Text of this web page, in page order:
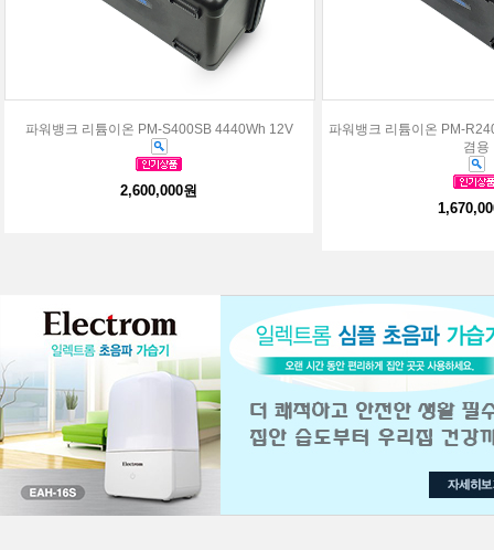
파워뱅크 리튬이온 PM-S400SB 4440Wh 12V
2,600,000원
파워뱅크 리튬이온 PM-
겸용